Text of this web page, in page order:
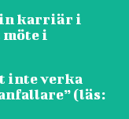
karriär i
i
inte verka
(läs: